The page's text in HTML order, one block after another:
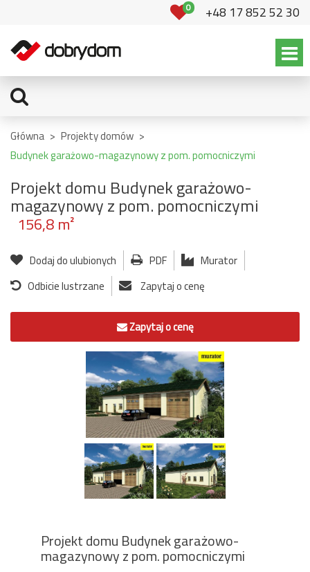
0 +48 17 852 52 30
Główna > Projekty domów >
Budynek garażowo-magazynowy z pom. pomocniczymi
Projekt domu Budynek garażowo-
magazynowy z pom. pomocniczymi
156,8 m²
Dodaj do ulubionych PDF
Murator
Odbicie lustrzane
Zapytaj o cenę
Zapytaj o cenę
Projekt domu Budynek garażowo-
magazynowy z pom. pomocniczymi